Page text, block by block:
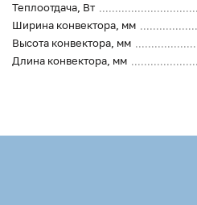
Теплоотдача, Вт
Ширина конвектора, мм
Высота конвектора, мм
Длина конвектора, мм